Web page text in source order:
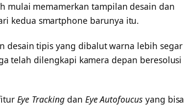
mulai memamerkan tampilan desain dan
kedua smartphone barunya itu.
desain tipis yang dibalut warna lebih segar
telah dilengkapi kamera depan beresolusi
Eye Trackingdan Eye Autofoucus yang bisa